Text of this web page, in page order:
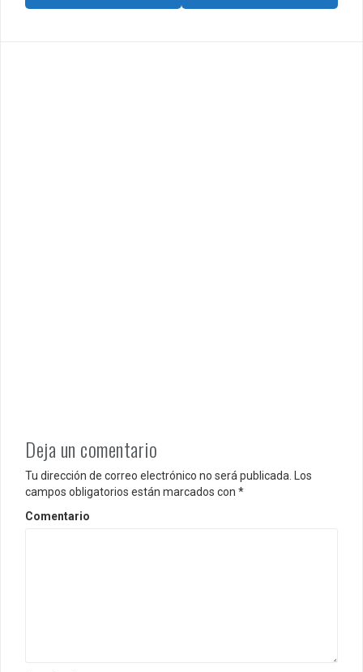
d
a
s
Deja un comentario
Tu dirección de correo electrónico no será publicada. Los
campos obligatorios están marcados con *
Comentario